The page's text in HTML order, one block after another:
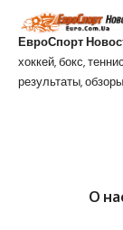
ЕвроСпорт
хоккей, бокс,
результаты,
О